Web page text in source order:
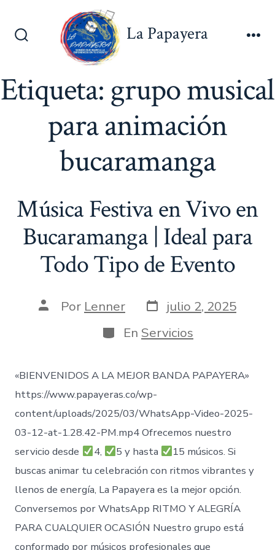
Alternar
La Papayera
Etiqueta: grupo musical
para animación
bucaramanga
Música Festiva en Vivo en
Bucaramanga | Ideal para
Todo Tipo de Evento
AutorPor Lenner Fecha
de
publicación
julio 2, 2025
Categorías
En Servicios
«BIENVENIDOS A LA MEJOR BANDA PAPAYERA»
https://www.papayeras.co/wp-
content/uploads/2025/03/WhatsApp-Video-2025-
03-12-at-1.28.42-PM.mp4 Ofrecemos nuestro
servicio desde
4, 5 y hasta
15 músicos. Si
buscas animar tu celebración con ritmos vibrantes y
llenos de energía, La Papayera es la mejor opción.
Conversemos por WhatsApp RITMO Y ALEGRÍA
PARA CUALQUIER OCASIÓN Nuestro grupo está
conformado por músicos profesionales que